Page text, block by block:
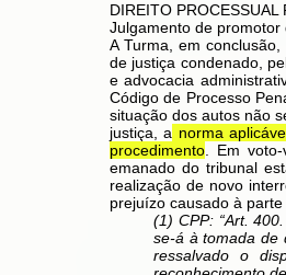
DIREITO
Julgamento de
A Turma, em
de justiça condenado,
e advocacia
Código de Processo
situação dos autos não
justiça, a norma
procedimento . Em
emanado do tribunal
realização de novo
prejuízo causado à parte
(1) CPP: “Art.
se-á à tomada de
ressalvado o